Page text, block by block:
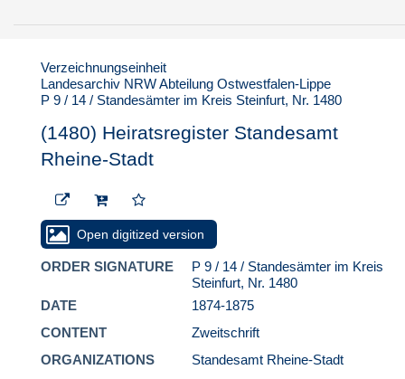
P 9 / 6 / Standesämter im Kreis
Coesfeld
P 9 / 7 / Standesämter in der Stadt
P 9 / 8 / Standesamt Stadt
Gladbeck
P 9 / 9 / Standesämter im Kreis
P 9 / 10 / Standesamt Münster-Stadt
P 9 / 11 / Standesamter im Kreis
P 9 / 12 / Standesämter in der Stadt
Recklinghausen
P 9 / 13 / Standesämter im Kreis
Verzeichnungseinheit
Landesarchiv NRW Abteilung Ostwestfalen-Lippe
P 9 / 14 / Standesämter im Kreis Steinfurt, Nr. 1480
(1480) Heiratsregister Standesamt
Rheine-Stadt
Open digitized version
ORDER SIGNATURE
P 9 / 14 / Standesämter im Kreis
Steinfurt, Nr. 1480
DATE
1874-1875
CONTENT
Zweitschrift
ORGANIZATIONS
Standesamt Rheine-Stadt